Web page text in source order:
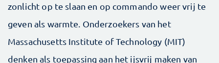
zonlicht op te slaan en op commando weer vrij te
geven als warmte. Onderzoekers van het
Massachusetts Institute of Technology (MIT)
denken als toepassing aan het ijsvrij maken van